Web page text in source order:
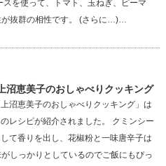
を使って、トマト、玉ねぎ、ピーマ
が抜群の相性です。 (さらに…)…
沼恵美子のおしゃべりクッキング
沼恵美子のおしゃべりクッキング」は
のレシピが紹介されました。 クミンシー
て香りを出し、花椒粉と一味唐辛子は
しっかりとしているのでご飯にもぴっ